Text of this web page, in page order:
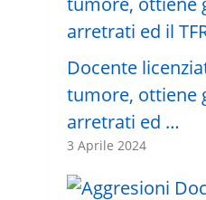
Docente
tumore, ottiene
arretrati ed …
3 Aprile 2024